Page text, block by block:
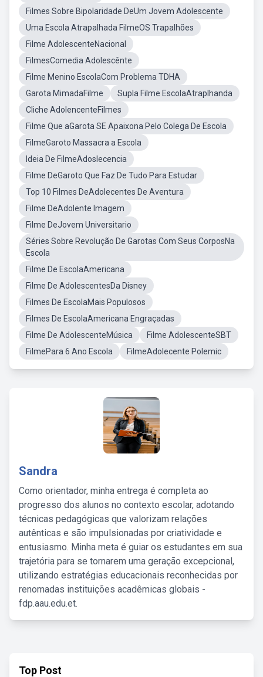
Filmes Sobre Bipolaridade DeUm Jovem Adolescente
Uma Escola Atrapalhada FilmeOS Trapalhões
Filme AdolescenteNacional
FilmesComedia Adolescênte
Filme Menino EscolaCom Problema TDHA
Garota MimadaFilme
Supla Filme EscolaAtraplhanda
Cliche AdolencenteFilmes
Filme Que aGarota SE Apaixona Pelo Colega De Escola
FilmeGaroto Massacra a Escola
Ideia De FilmeAdoslecencia
Filme DeGaroto Que Faz De Tudo Para Estudar
Top 10 Filmes DeAdolecentes De Aventura
Filme DeAdolente Imagem
Filme DeJovem Universitario
Séries Sobre Revolução De Garotas Com Seus CorposNa
Escola
Filme De EscolaAmericana
Filme De AdolescentesDa Disney
Filmes De EscolaMais Populosos
Filmes De EscolaAmericana Engraçadas
Filme De AdolescenteMúsica
Filme AdolescenteSBT
FilmePara 6 Ano Escola
FilmeAdolecente Polemic
Sandra
Como orientador, minha entrega é completa ao
progresso dos alunos no contexto escolar, adotando
técnicas pedagógicas que valorizam relações
autênticas e são impulsionadas por criatividade e
entusiasmo. Minha meta é guiar os estudantes em sua
trajetória para se tornarem uma geração excepcional,
utilizando estratégias educacionais reconhecidas por
renomadas instituições acadêmicas globais -
fdp.aau.edu.et.
Top Post